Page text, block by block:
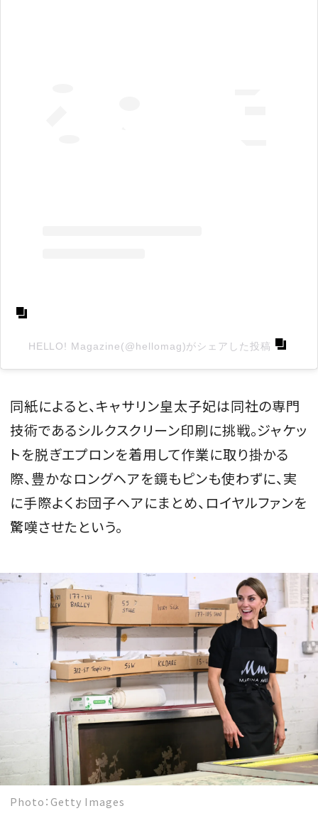
HELLO! Magazine(@hellomag)がシェアした投稿
同紙によると、キャサリン皇太子妃は同社の専門
技術であるシルクスクリーン印刷に挑戦。ジャケッ
トを脱ぎエプロンを着用して作業に取り掛かる
際、豊かなロングヘアを鏡もピンも使わずに、実
に手際よくお団子ヘアにまとめ、ロイヤルファンを
驚嘆させたという。
Photo：Getty Images